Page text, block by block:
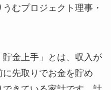
むプロジェクト理事・
貯金上手」とは、収入が
先取りでお金を貯め